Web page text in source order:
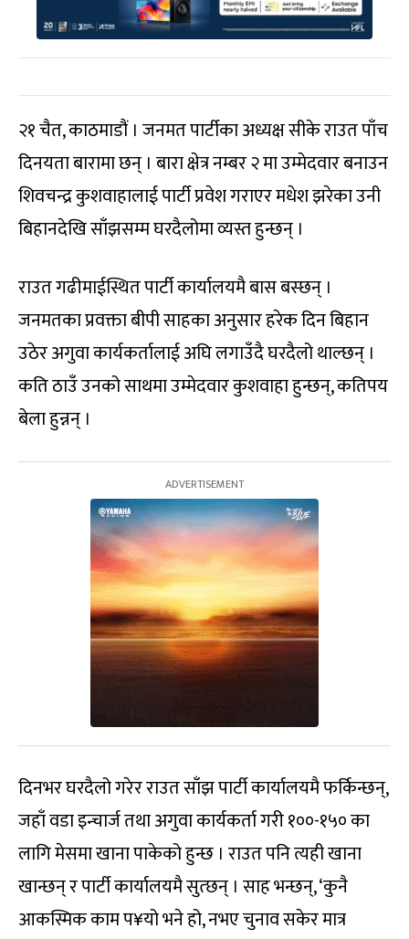
२१ चैत, काठमाडौं । जनमत पार्टीका अध्यक्ष सीके राउत पाँच
दिनयता बारामा छन् । बारा क्षेत्र नम्बर २ मा उम्मेदवार बनाउन
शिवचन्द्र कुशवाहालाई पार्टी प्रवेश गराएर मधेश झरेका उनी
बिहानदेखि साँझसम्म घरदैलोमा व्यस्त हुन्छन् ।
राउत गढीमाईस्थित पार्टी कार्यालयमै बास बस्छन् ।
जनमतका प्रवक्ता बीपी साहका अनुसार हरेक दिन बिहान
उठेर अगुवा कार्यकर्तालाई अघि लगाउँदै घरदैलो थाल्छन् ।
कति ठाउँ उनको साथमा उम्मेदवार कुशवाहा हुन्छन्, कतिपय
बेला हुन्नन् ।
दिनभर घरदैलो गरेर राउत साँझ पार्टी कार्यालयमै फर्किन्छन्,
जहाँ वडा इन्चार्ज तथा अगुवा कार्यकर्ता गरी १००-१५० का
लागि मेसमा खाना पाकेको हुन्छ । राउत पनि त्यही खाना
खान्छन् र पार्टी कार्यालयमै सुत्छन् । साह भन्छन्, ‘कुनै
आकस्मिक काम प¥यो भने हो, नभए चुनाव सकेर मात्र